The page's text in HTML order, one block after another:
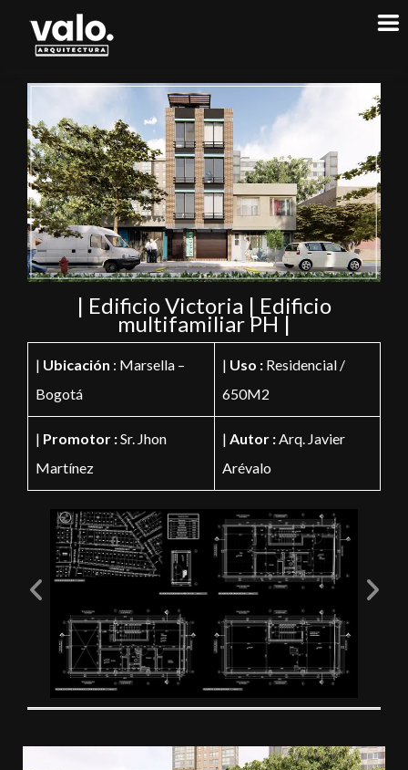
| Edificio Victoria | Edificio
multifamiliar PH |
| Ubicación : Marsella –
Bogotá
| Uso : Residencial /
650M2
| Promotor :Sr. Jhon
Martínez
| Autor :Arq. Javier
Arévalo